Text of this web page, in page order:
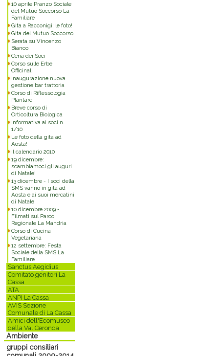
10 aprile Pranzo Sociale
del Mutuo Soccorso La
Familiare
Gita a Racconigi: le foto!
Gita del Mutuo Soccorso
Serata su Vincenzo
Bianco
Cena dei Soci
Corso sulle Erbe
Officinali
Inaugurazione nuova
gestione bar trattoria
Corso di Riflessologia
Plantare
Breve corso di
Orticoltura Biologica
Informativa ai soci n.
1/10
Le foto della gita ad
Aosta!
il calendario 2010
19 dicembre:
scambiamoci gli auguri
di Natale!
13 dicembre - I soci della
SMS vanno in gita ad
Aosta e ai suoi mercatini
di Natale
10 dicembre 2009 -
Filmati sul Parco
Regionale La Mandria
Corso di Cucina
Vegetariana
12 settembre: Festa
Sociale della SMS La
Familiare
Sanctus Aegidius
Comitato genitori La
Cassa
ATA
ANPI La Cassa
AVIS Sezione
Comunale di La Cassa
Amici dell'Ecomuseo
della Val Ceronda
Ambiente
gruppi consiliari